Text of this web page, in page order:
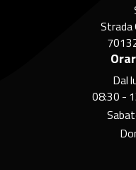
Strada
Dal
08:30 -